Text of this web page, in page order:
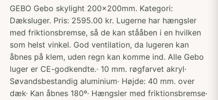
GEBO Gebo skylight 200x200mm. Kategori:
Dæksluger. Pris: 2595.00 kr. Lugerne har hængsler
med friktionsbremse, så de kan stååben i en hvilken
som helst vinkel. God ventilation, da lugeren kan
åbnes på klem, uden regn kan komme ind. Alle Gebo
luger er CE-godkendte.· 10 mm. røgfarvet akryl·
Søvandsbestandig aluminium· Højde: 40 mm. over
dæk· Kan åbnes 180º· Hængsler med friktionsbremse·